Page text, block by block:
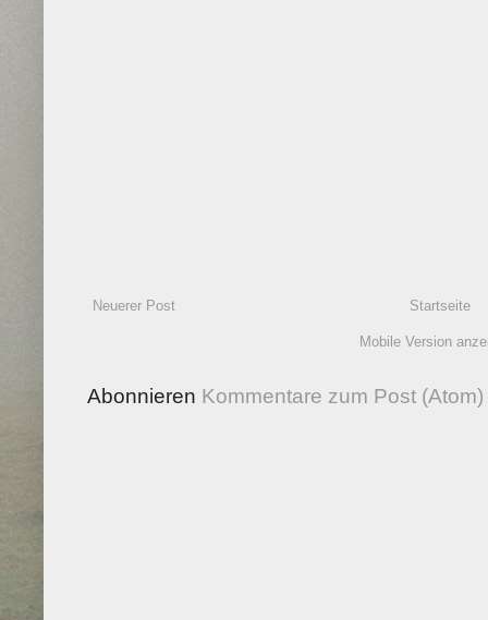
Neuerer Post Startseite
Mobile Version
Abonnieren Kommentare zum Post (Atom)